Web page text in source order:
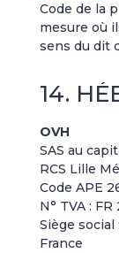
Code de la
mesure où
sens du dit
14.
OVH
SAS au
RCS Lille
Code APE
N° TVA : FR
Siège social
France